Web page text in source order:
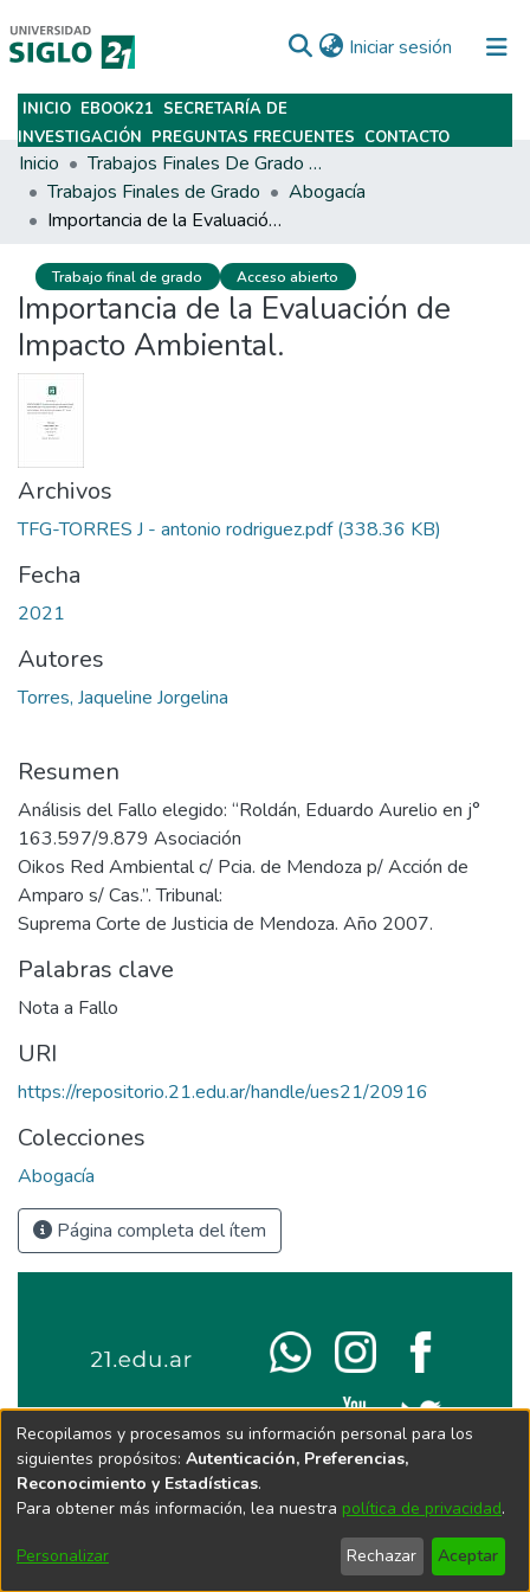
Iniciar sesión (current)
Subir
INICIO EBOOK21 SECRETARÍA DE
INVESTIGACIÓN PREGUNTAS FRECUENTES CONTACTO
Inicio
Trabajos Finales De Grado Y Posgrado
Trabajos Finales de Grado
Abogacía
Importancia de la Evaluación de Impacto Ambiental.
Trabajo final de grado Acceso abierto
Importancia de la Evaluación de
Impacto Ambiental.
Archivos
TFG-TORRES J - antonio rodriguez.pdf(338.36 KB)
Fecha
2021
Autores
Torres, Jaqueline Jorgelina
Resumen
Análisis del Fallo elegido: “Roldán, Eduardo Aurelio en j°
163.597/9.879 Asociación
Oikos Red Ambiental c/ Pcia. de Mendoza p/ Acción de
Amparo s/ Cas.”. Tribunal:
Suprema Corte de Justicia de Mendoza. Año 2007.
Palabras clave
Nota a Fallo
URI
https://repositorio.21.edu.ar/handle/ues21/20916
Colecciones
Abogacía
Página completa del ítem
Recopilamos y procesamos su información personal para los
siguientes propósitos: Autenticación, Preferencias,
Reconocimiento y Estadísticas.
Para obtener más información, lea nuestra política de privacidad.
Personalizar Rechazar Aceptar